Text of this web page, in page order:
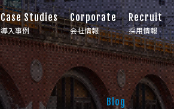
Case Studies
導入事例
Corporate
会社情報
Recruit
採用情報
Blog